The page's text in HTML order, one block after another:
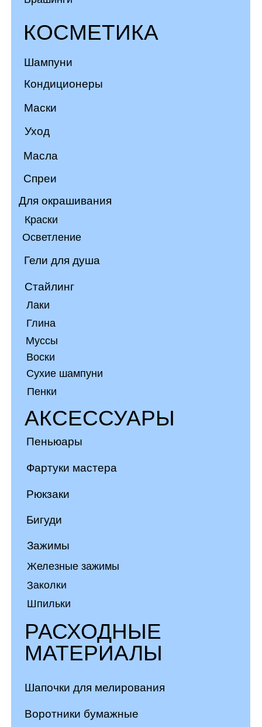
Для окрашивания
Осветление
Пенки
Воски
Муссы
Лаки
Пеньюары
Фартуки мастера
Рюкзаки
Салфетки
Полотенца
Шапочки для мелирования
Зеркала
Подставки для инструментов
Коврики для инструментов
Мойки
Заколки
Шпильки
АКСЕССУАРЫ
РАСХОДНЫЕ
МАТЕРИАЛЫ
МЕБЕЛЬ